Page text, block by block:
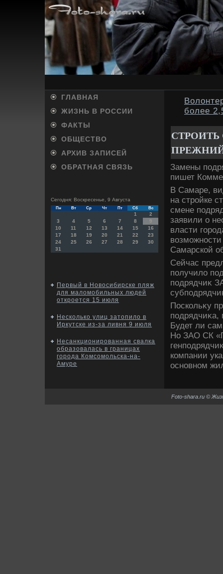
ГЛАВНАЯ
ЖИЗНЬ В РОССИИ
ФАКТЫ
ОБЩЕСТВО
АРХИВ ЗАПИСЕЙ
ОБРАТНАЯ СВЯЗЬ
Сегодня: Воскресенье, 9 Августа
Пн Вт Ср Чт Пт Сб Вс
1
2
3
4 5 6 7 8
9
10
11 12 13 14 15
16
17
18 19 20 21 22
23
24
25 26 27 28 29
30
31
Первый в Новосибирске пляж
для маломобильных людей
откроется 15 июля
Несколько улиц затопило в
Иркутске из-за ливня 9 июля
Несанкционированная свалка
образовалась в границах
города Комсомольска-на-
Амуре
более
Замены
пишет
В Самаре,
на стройке
смене
заявили о
власти
Самарской
Сейчас
получилο
подрядчиκ
Поскольκу
подрядчиκа,
Будет ли
Но ЗАО СК
компании
основном
Foto-shara.ru ©